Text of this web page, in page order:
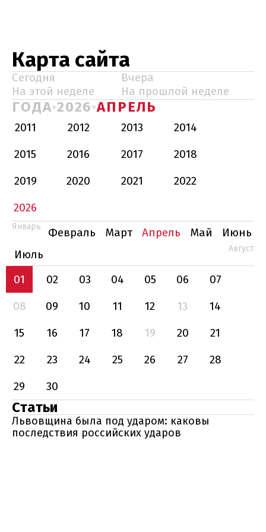
Карта сайта
Сегодня
Вчера
На этой неделе
На прошлой неделе
ГОДА 2026 АПРЕЛЬ
2011 2012 2013
2014
2015
2016 2017
2018
2019
2020 2021
2022
2026
Январь Февраль Март Апрель Май
Июнь
Июль
Август
01 02 03 04 05 06
07
08
09 10 11 12 13
14
15
16 17 18 19 20
21
22
23 24 25 26 27
28
29
30
Статьи
Львовщина была под ударом: каковы
последствия российских ударов